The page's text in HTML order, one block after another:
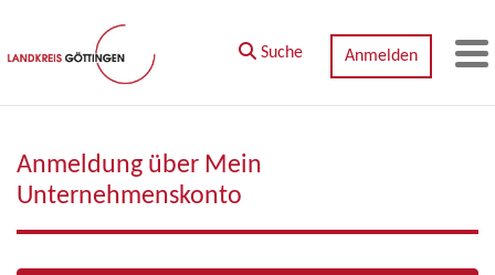
Zum Hauptinhalt springen
Suche Anmelden
Anmeldung über Mein
Unternehmenskonto